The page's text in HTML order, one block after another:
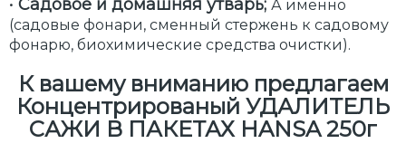
• Садовое и домашняя утварь; А именно
(садовые фонари, сменный стержень к садовому
фонарю, биохимические средства очистки).
К вашему вниманию предлагаем
Концентрированый УДАЛИТЕЛЬ
САЖИ В ПАКЕТАХ HANSA 250г